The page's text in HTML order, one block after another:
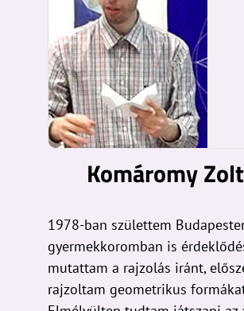
Komáromy
1978-ban születtem
gyermekkoromban is
mutattam a rajzolás iránt,
rajzoltam geometrikus